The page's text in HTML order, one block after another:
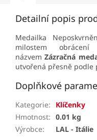
Detailní popis
Medailka
milostem
názvem Zázračná
utvořená přesně podle
Doplňkové
Kategorie:
Klíčenky
Hmotnost: 0.01 kg
Výrobce: LAL - Itálie